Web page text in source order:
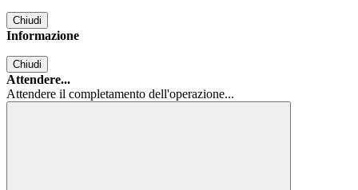
Chiudi
Informazione
Chiudi
Attendere...
Attendere il completamento dell'operazione...